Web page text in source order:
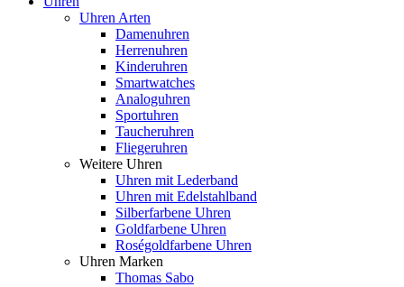
Uhren Arten
Damenuhren
Herrenuhren
Kinderuhren
Smartwatches
Analoguhren
Sportuhren
Taucheruhren
Fliegeruhren
Weitere Uhren
Uhren mit Lederband
Uhren mit Edelstahlband
Silberfarbene Uhren
Goldfarbene Uhren
Roségoldfarbene Uhren
Uhren Marken
Thomas Sabo